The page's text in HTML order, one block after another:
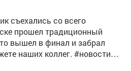
съехались со всего
прошел традиционный
коллег. #новости